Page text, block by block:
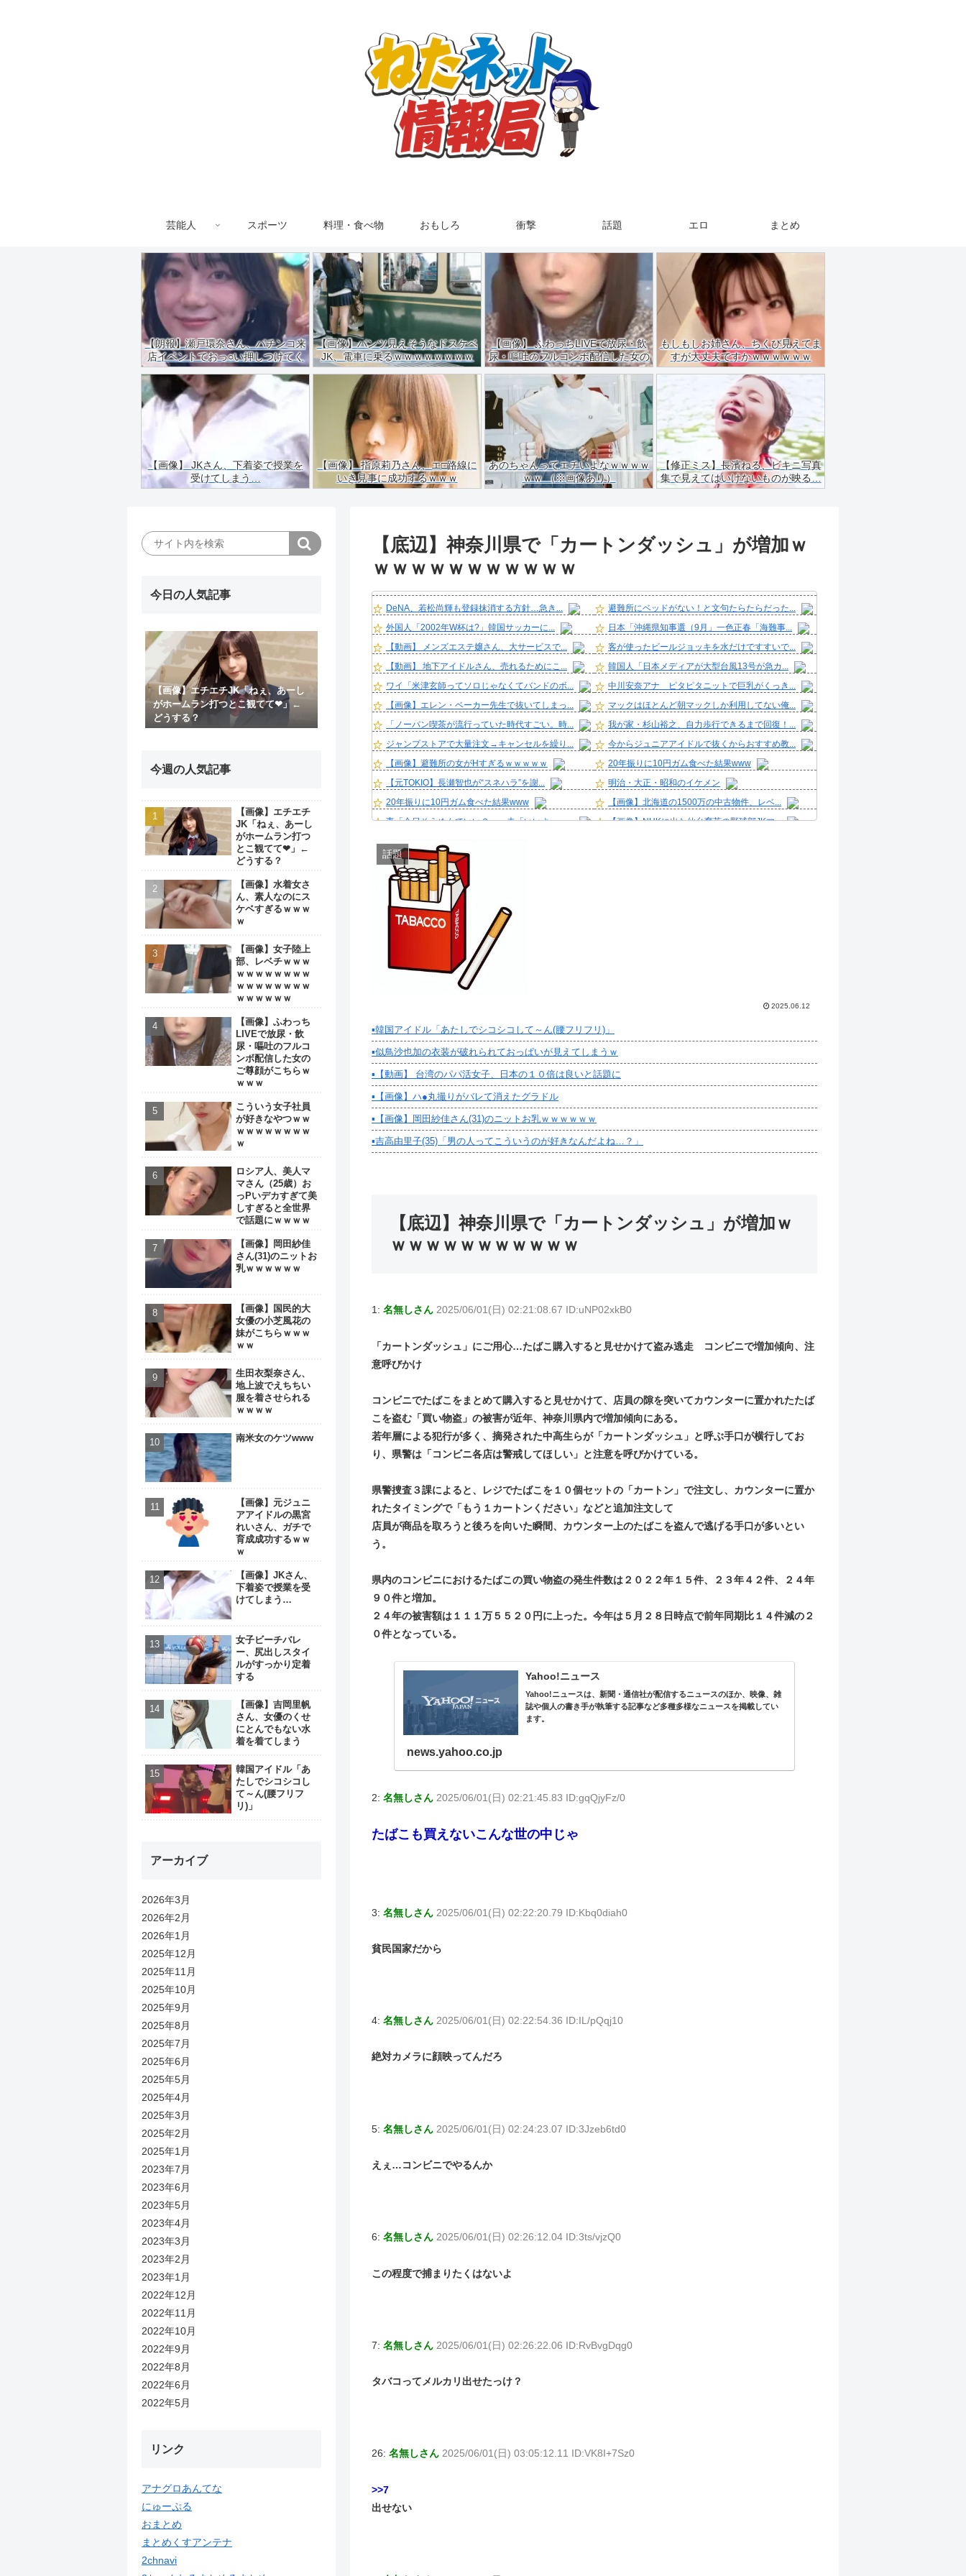
芸能人 スポーツ 料理・食べ物 おもしろ 衝撃 話題 エロ まとめ
【朗報】瀬戸環奈さん、パチンコ来
店イベントでおっ○い押しつけてく
れる（画像あり）
【画像】パンツ見えそうなドスケベ
JK、電車に乗るｗｗｗｗｗｗｗｗ
ｗｗｗｗｗｗｗ
【画像】 ふわっちLIVEで放尿・飲
尿・嘔吐のフルコンボ配信した女の
ご尊顔がこちらｗｗｗｗ
もしもしお姉さん、ちくび見えてま
すが大丈夫ですかｗｗｗｗｗｗ
【画像】 JKさん、下着姿で授業を
受けてしまう…
【画像】 指原莉乃さん、エ□路線に
いき見事に成功するｗｗｗ
あのちゃんってエチいよなｗｗｗｗ
ｗｗ （※画像あり）
【修正ミス】長濱ねる、ビキニ写真
集で見えてはいけないものが映る…
【底辺】神奈川県で「カートンダッシュ」が増加ｗ
ｗｗｗｗｗｗｗｗｗｗｗ
DeNA、若松尚輝も登録抹消する方針…急き...
外国人「2002年W杯は?」韓国サッカーに...
【動画】 メンズエステ嬢さん、大サービスで...
【動画】 地下アイドルさん、売れるためにこ...
ワイ「米津玄師ってソロじゃなくてバンドのボ...
【画像】エレン・ベーカー先生で抜いてしまっ...
「ノーパン喫茶が流行っていた時代すごい。時...
ジャンプストアで大量注文→キャンセルを繰り...
【画像】避難所の女がHすぎるｗｗｗｗｗ
【元TOKIO】長瀬智也が“スネハラ”を謝...
20年振りに10円ガム食べた結果www
妻「今日そうめんでいい？」 夫「いいよー」...
【悲報】友達とロイヤルホストに行った息子、...
重度の脱水＋熱中症になった。水分補給は欠か...
カープ、最下位転落も3位が射程圏内。新井監...
綾瀬はるかの丸出し上半身ヤバすぎだってww...
好きな女の子から預かったHDDの中から、と...
冨里奈央ちゃん、罰ゲームのセミをずっと気に...
【画像】本田望結さん、我々を挑発するｗｗｗ...
避難所にベッドがない！と文句たらたらだった...
日本「沖縄県知事選（9月」一色正春「海難事...
客が使ったビールジョッキを水だけですすいで...
韓国人「日本メディアが大型台風13号が急カ...
中川安奈アナ ピタピタニットで巨乳がくっき...
マックはほとんど朝マックしか利用してない俺...
我が家・杉山裕之、自力歩行できるまで回復！...
今からジュニアアイドルで抜くからおすすめ教...
20年振りに10円ガム食べた結果www
明治・大正・昭和のイケメン
【画像】北海道の1500万の中古物件、レベ...
【画像】NHKに出た仙台育英の野球部JKマ...
話題
2025.06.12
▪️韓国アイドル「あたしでシコシコして～ん(腰フリフリ)」
▪️似鳥沙也加の衣装が破れられておっぱいが見えてしまうｗ
▪️【動画】 台湾のパパ活女子、日本の１０倍は良いと話題に
▪️【画像】ハ●丸撮りがバレて消えたグラドル
▪️【画像】岡田紗佳さん(31)のニットお乳ｗｗｗｗｗｗ
▪️吉高由里子(35)「男の人ってこういうのが好きなんだよね…？」
【底辺】神奈川県で「カートンダッシュ」が増加ｗ
ｗｗｗｗｗｗｗｗｗｗｗ
1: 名無しさん 2025/06/01(日) 02:21:08.67 ID:uNP02xkB0
「カートンダッシュ」にご用心…たばこ購入すると見せかけて盗み逃走 コンビニで増加傾向、注
意呼びかけ
コンビニでたばこをまとめて購入すると見せかけて、店員の隙を突いてカウンターに置かれたたば
こを盗む「買い物盗」の被害が近年、神奈川県内で増加傾向にある。
若年層による犯行が多く、摘発された中高生らが「カートンダッシュ」と呼ぶ手口が横行してお
り、県警は「コンビニ各店は警戒してほしい」と注意を呼びかけている。
県警捜査３課によると、レジでたばこを１０個セットの「カートン」で注文し、カウンターに置か
れたタイミングで「もう１カートンください」などと追加注文して
店員が商品を取ろうと後ろを向いた瞬間、カウンター上のたばこを盗んで逃げる手口が多いとい
う。
県内のコンビニにおけるたばこの買い物盗の発生件数は２０２２年１５件、２３年４２件、２４年
９０件と増加。
２４年の被害額は１１１万５５２０円に上った。今年は５月２８日時点で前年同期比１４件減の２
０件となっている。
Yahoo!ニュース
Yahoo!ニュースは、新聞・通信社が配信するニュースのほか、映像、雑
誌や個人の書き手が執筆する記事など多種多様なニュースを掲載してい
ます。
news.yahoo.co.jp
2: 名無しさん 2025/06/01(日) 02:21:45.83 ID:gqQjyFz/0
たばこも買えないこんな世の中じゃ
3: 名無しさん 2025/06/01(日) 02:22:20.79 ID:Kbq0diah0
貧民国家だから
4: 名無しさん 2025/06/01(日) 02:22:54.36 ID:IL/pQqj10
絶対カメラに顔映ってんだろ
5: 名無しさん 2025/06/01(日) 02:24:23.07 ID:3Jzeb6td0
えぇ…コンビニでやるんか
6: 名無しさん 2025/06/01(日) 02:26:12.04 ID:3ts/vjzQ0
この程度で捕まりたくはないよ
7: 名無しさん 2025/06/01(日) 02:26:22.06 ID:RvBvgDqg0
タバコってメルカリ出せたっけ？
26: 名無しさん 2025/06/01(日) 03:05:12.11 ID:VK8I+7Sz0
>>7
出せない
今日の人気記事
【画像】エチエチJK「ねぇ、あーし
がホームラン打つとこ観てて❤」←
どうする？
今週の人気記事
【画像】エチエチ
JK「ねぇ、あーし
がホームラン打つ
とこ観てて❤」←
どうする？
【画像】水着女さ
ん、素人なのにス
ケベすぎるｗｗｗ
ｗ
【画像】女子陸上
部、レベチｗｗｗ
ｗｗｗｗｗｗｗｗ
ｗｗｗｗｗｗｗｗ
ｗｗｗｗｗｗ
【画像】ふわっち
LIVEで放尿・飲
尿・嘔吐のフルコ
ンボ配信した女の
ご尊顔がこちらｗ
ｗｗｗ
こういう女子社員
が好きなやつｗｗ
ｗｗｗｗｗｗｗｗ
ｗ
ロシア人、美人マ
マさん（25歳）お
っPいデカすぎて美
しすぎると全世界
で話題にｗｗｗｗ
【画像】岡田紗佳
さん(31)のニットお
乳ｗｗｗｗｗｗ
【画像】国民的大
女優の小芝風花の
妹がこちらｗｗｗ
ｗｗ
生田衣梨奈さん、
地上波でえちちい
服を着させられる
ｗｗｗｗ
南米女のケツwww
【画像】元ジュニ
アアイドルの黒宮
れいさん、ガチで
育成成功するｗｗ
ｗ
【画像】JKさん、
下着姿で授業を受
けてしまう…
女子ビーチバレ
ー、尻出しスタイ
ルがすっかり定着
する
【画像】吉岡里帆
さん、女優のくせ
にとんでもない水
着を着てしまう
韓国アイドル「あ
たしでシコシコし
て～ん(腰フリフ
リ)」
アーカイブ
2026年3月
2026年2月
2026年1月
2025年12月
2025年11月
2025年10月
2025年9月
2025年8月
2025年7月
2025年6月
2025年5月
2025年4月
2025年3月
2025年2月
2025年1月
2023年7月
2023年6月
2023年5月
2023年4月
2023年3月
2023年2月
2023年1月
2022年12月
2022年11月
2022年10月
2022年9月
2022年8月
2022年6月
2022年5月
リンク
アナグロあんてな
にゅーぷる
おまとめ
まとめくすアンテナ
2chnavi